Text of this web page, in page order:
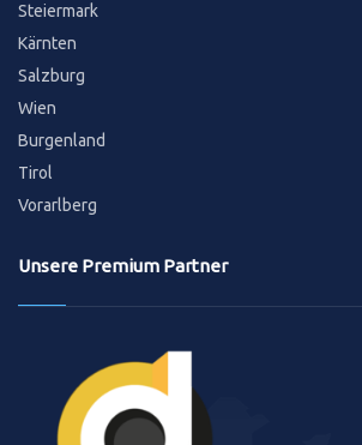
Steiermark
Kärnten
Salzburg
Wien
Burgenland
Tirol
Vorarlberg
Unsere Premium Partner